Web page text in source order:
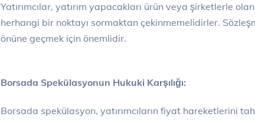
Yatırımcılar, yatırım yapacakları ürün veya şirketlerle
herhangi bir noktayı sormaktan çekinmemelidirler.
önüne geçmek için önemlidir.
Borsada Spekülasyonun Hukuki Karşılığı:
Borsada spekülasyon, yatırımcıların fiyat hareketlerini